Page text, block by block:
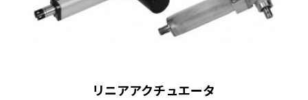
リニアアクチュエータ